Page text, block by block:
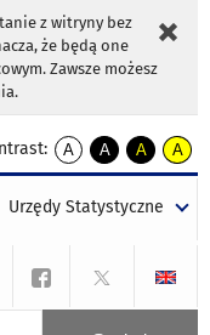
z witryny bez
że będą one
Zawsze możesz
A
kontrast
A
kontrast
tekst
czarnym
A
kontrast
tekst
czarnym
A
tekst
żółtym
Urzędy Statystyczne